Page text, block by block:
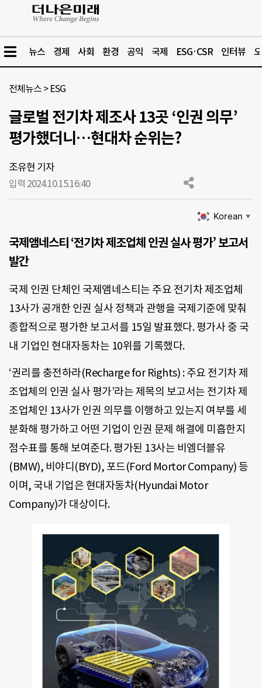
뉴스 경제 사회 환경 공익 국제 ESG·CSR 인터뷰
전체뉴스 > ESG
글로벌 전기차 제조사 13곳 ‘인권 의무’
평가했더니…현대차 순위는?
조유현 기자
입력 2024.10.15.16:40
Korean ▼
국제앰네스티 ‘전기차 제조업체 인권 실사 평가’ 보고서
발간
국제 인권 단체인 국제앰네스티는 주요 전기차 제조업체
13사가 공개한 인권 실사 정책과 관행을 국제기준에 맞춰
종합적으로 평가한 보고서를 15일 발표했다. 평가사 중 국
내 기업인 현대자동차는 10위를 기록했다.
‘권리를 충전하라(Recharge for Rights) : 주요 전기차 제
조업체의 인권 실사 평가’라는 제목의 보고서는 전기차 제
조업체인 13사가 인권 의무를 이행하고 있는지 여부를 세
분화해 평가하고 어떤 기업이 인권 문제 해결에 미흡한지
점수표를 통해 보여준다. 평가된 13사는 비엠더블유
(BMW), 비야디(BYD), 포드(Ford Mortor Company) 등
이며, 국내 기업은 현대자동차(Hyundai Motor
Company)가 대상이다.